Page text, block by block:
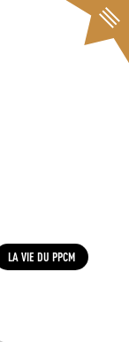
LA VIE DU PPCM